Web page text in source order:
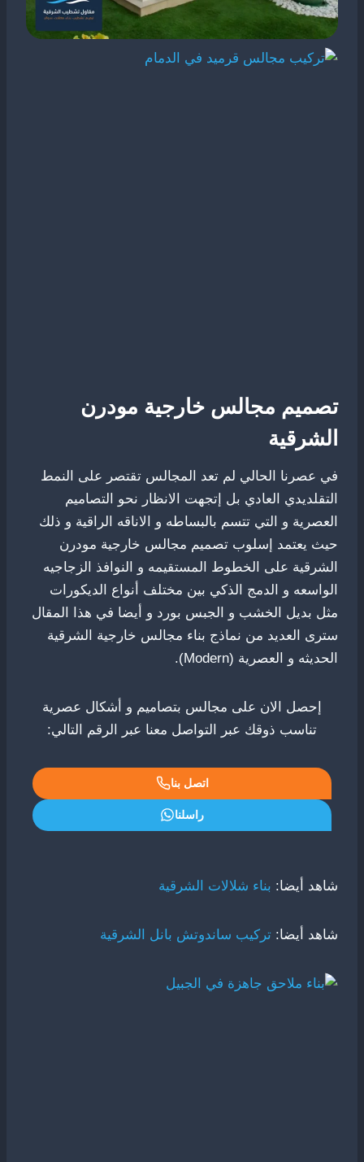
تصميم مجالس خارجية مودرن
الشرقية
في عصرنا الحالي لم تعد المجالس تقتصر على النمط
التقلديدي العادي بل إتجهت الانظار نحو التصاميم
العصرية و التي تتسم بالبساطه و الاناقه الراقية و ذلك
حيث يعتمد إسلوب تصميم مجالس خارجية مودرن
الشرقية على الخطوط المستقيمه و النوافذ الزجاجيه
الواسعه و الدمج الذكي بين مختلف أنواع الديكورات
مثل بديل الخشب و الجبس بورد و أيضا في هذا المقال
سترى العديد من نماذج بناء مجالس خارجية الشرقية
الحديثه و العصرية (Modern).
إحصل الان على مجالس بتصاميم و أشكال عصرية
تناسب ذوقك عبر التواصل معنا عبر الرقم التالي:
اتصل بنا
راسلنا
شاهد أيضا: بناء شلالات الشرقية
شاهد أيضا: تركيب ساندوتش بانل الشرقية